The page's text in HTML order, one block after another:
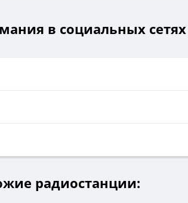
в социальных сетях
радиостанции: